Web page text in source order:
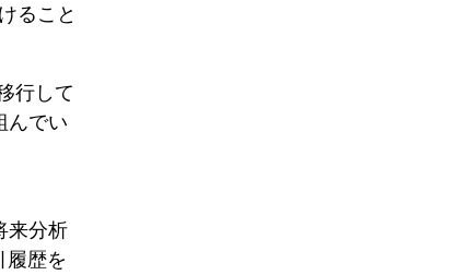
ること
行して
んでい
来分析
履歴を